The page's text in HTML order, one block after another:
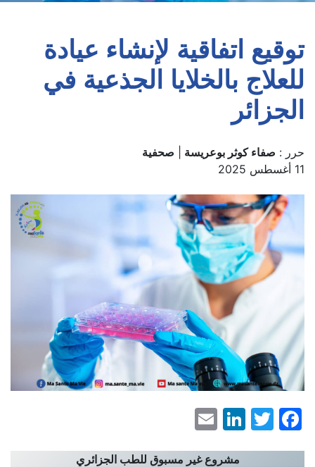
توقيع اتفاقية لإنشاء عيادة
للعلاج بالخلايا الجذعية في
الجزائر
حرر : صفاء كوثر بوعريسة
صحفية
11 أغسطس 2025
Facebook
Twitter
LinkedIn
مشروع غير مسبوق للطب الجزائري